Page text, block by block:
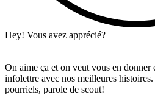
Hey! Vous avez apprécié?
On aime ça et on veut vous en donner
infolettre avec nos meilleures
pourriels, parole de scout!